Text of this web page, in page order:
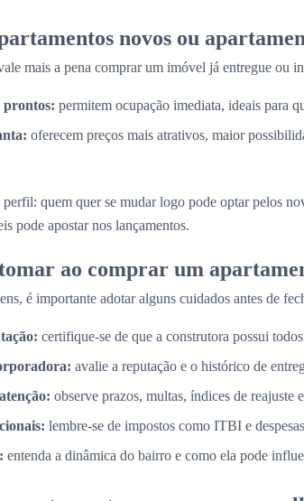
novos ou
mais a pena comprar um imóvel já entregue ou
prontos: permitem ocupação imediata, ideais para
oferecem preços mais atrativos, maior
perfil: quem quer se mudar logo pode optar pelos
pode apostar nos lançamentos.
ao comprar um
é importante adotar alguns cuidados antes de
certifique-se de que a construtora possui
avalie a reputação e o histórico de
observe prazos, multas, índices de reajuste
lembre-se de impostos como ITBI e
entenda a dinâmica do bairro e como ela pode